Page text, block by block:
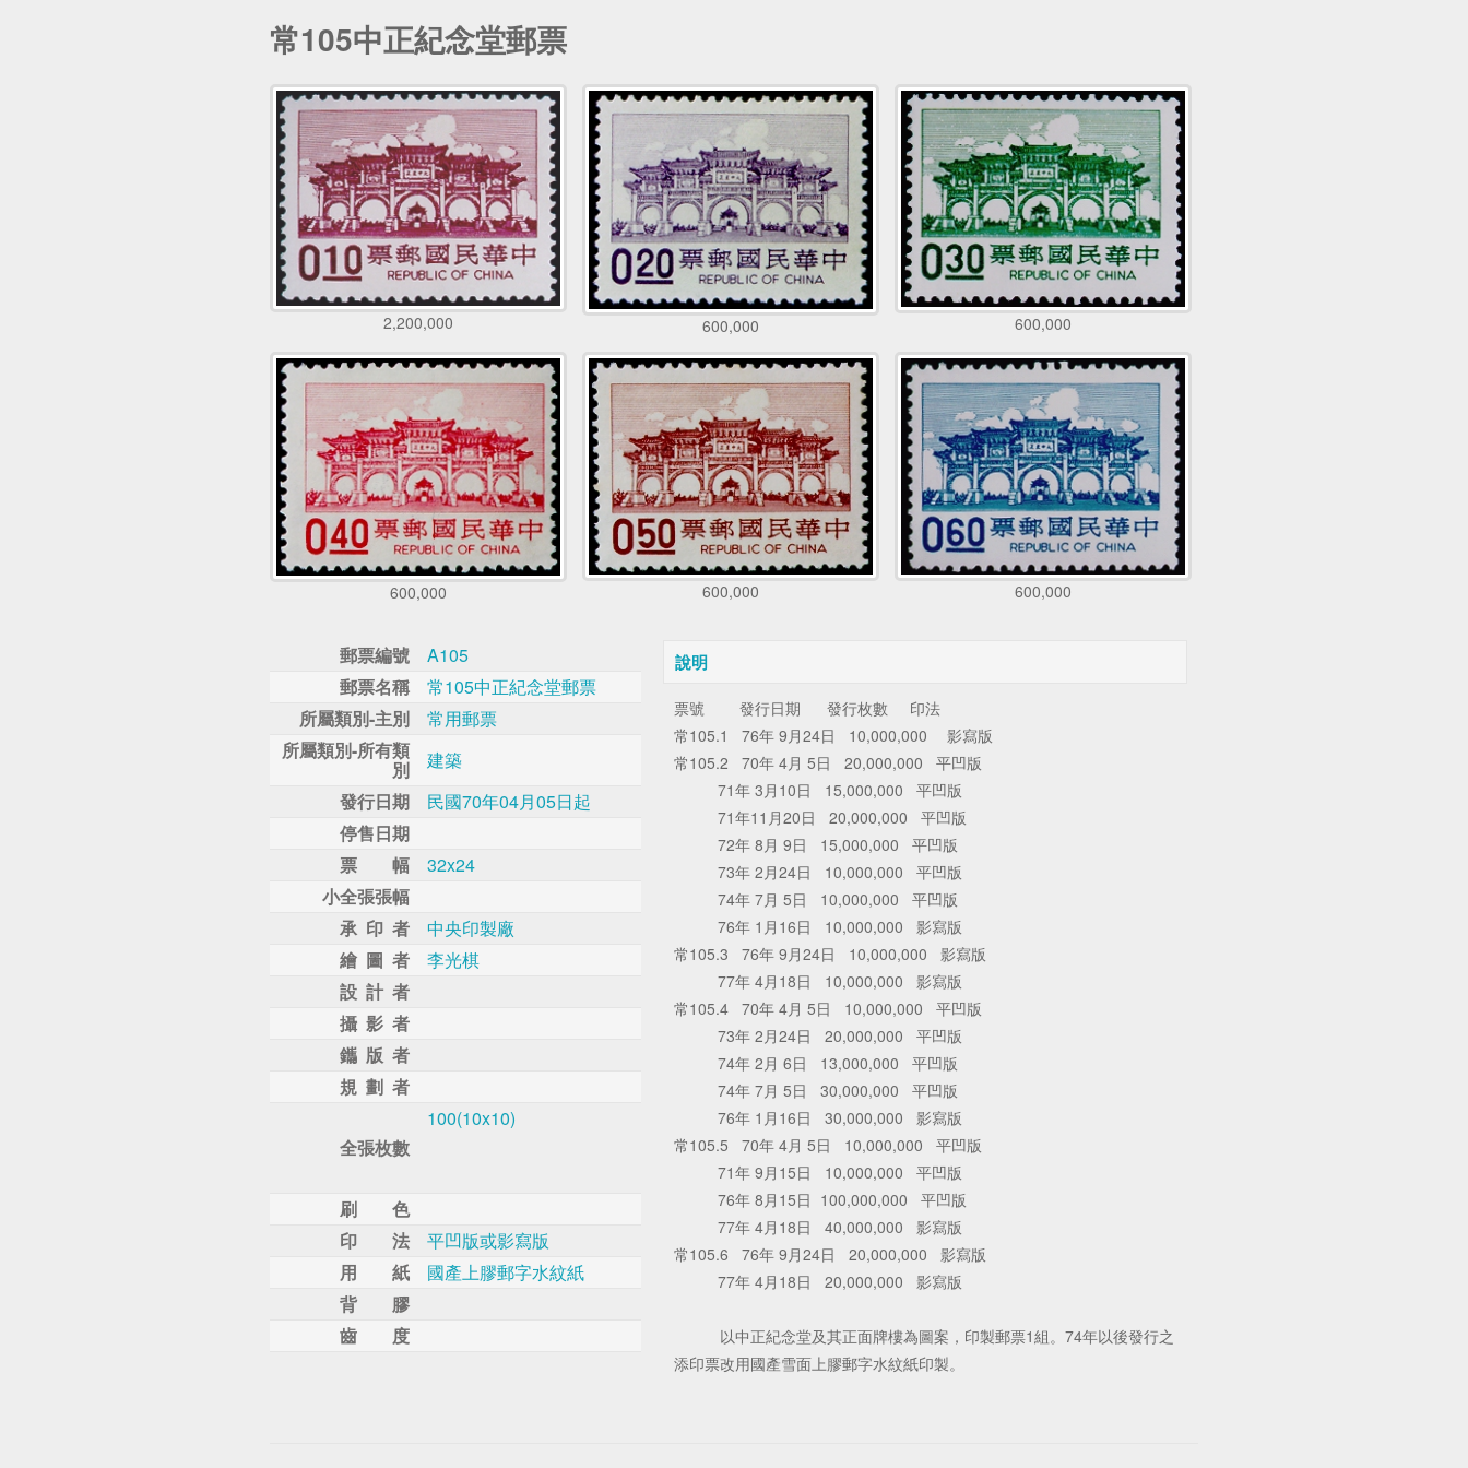
常105中正紀念堂郵票
2,200,000 600,000 600,000
600,000 600,000 600,000
郵票編號
A105
郵票名稱
常105中正紀念堂郵票
所屬類別-主別
常用郵票
所屬類別-所有類
別
建築
發行日期
民國70年04月05日起
停售日期
票 幅
32x24
小全張張幅
承 印 者
中央印製廠
繪 圖 者
李光棋
設 計 者
攝 影 者
鑴 版 者
規 劃 者
全張枚數
100(10x10)
刷 色
印 法
平凹版或影寫版
用 紙
國產上膠郵字水紋紙
背 膠
齒 度
說明
票號 發行日期 發行枚數 印法
常105.1 76年 9月24日 10,000,000 影寫版
常105.2 70年 4月 5日 20,000,000 平凹版
71年 3月10日 15,000,000 平凹版
71年11月20日 20,000,000 平凹版
72年 8月 9日 15,000,000 平凹版
73年 2月24日 10,000,000 平凹版
74年 7月 5日 10,000,000 平凹版
76年 1月16日 10,000,000 影寫版
常105.3 76年 9月24日 10,000,000 影寫版
77年 4月18日 10,000,000 影寫版
常105.4 70年 4月 5日 10,000,000 平凹版
73年 2月24日 20,000,000 平凹版
74年 2月 6日 13,000,000 平凹版
74年 7月 5日 30,000,000 平凹版
76年 1月16日 30,000,000 影寫版
常105.5 70年 4月 5日 10,000,000 平凹版
71年 9月15日 10,000,000 平凹版
76年 8月15日 100,000,000 平凹版
77年 4月18日 40,000,000 影寫版
常105.6 76年 9月24日 20,000,000 影寫版
77年 4月18日 20,000,000 影寫版
以中正紀念堂及其正面牌樓為圖案，印製郵票1組。74年以後發行之
添印票改用國產雪面上膠郵字水紋紙印製。